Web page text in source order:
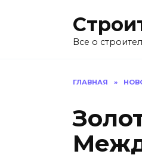
Все о
ГЛАВНАЯ »